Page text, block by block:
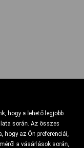
hogy a lehető legjobb
során. Az összes
hogy az Ön preferenciái,
a vásárlások során,